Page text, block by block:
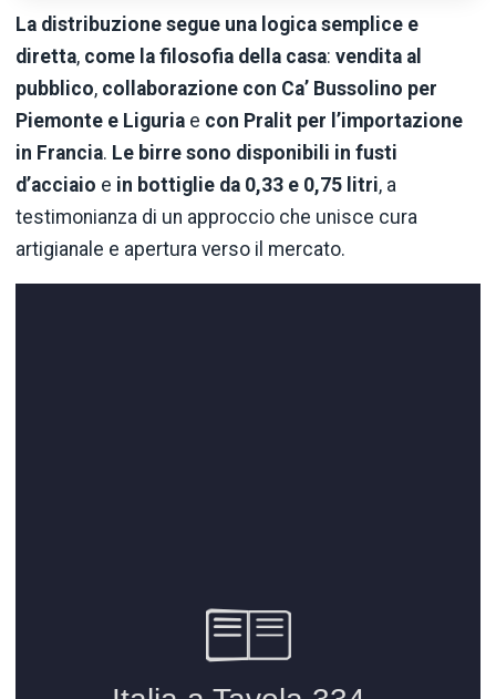
La distribuzione segue una logica semplice e
diretta, come la filosofia della casa: vendita al
pubblico, collaborazione con Ca’ Bussolino per
Piemonte e Liguria e con Pralit per l’importazione
in Francia. Le birre sono disponibili in fusti
d’acciaio e in bottiglie da 0,33 e 0,75 litri, a
testimonianza di un approccio che unisce cura
artigianale e apertura verso il mercato.